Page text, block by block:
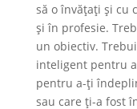
să o învățați și cu
și în profesie.
un obiectiv.
inteligent pentru
pentru a-ți
sau care ți-a fost